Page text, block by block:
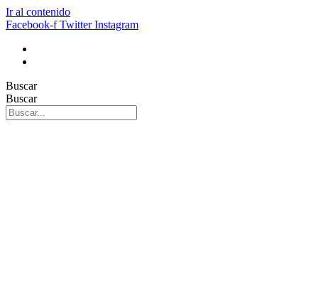
Ir al contenido
Facebook-f Twitter Instagram
Buscar
Buscar